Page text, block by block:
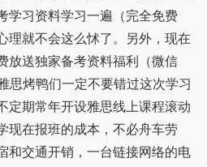
学习资料学习一遍（完全免费
理就不会这么怵了。另外，现在
放送独家备考资料福利（微信
思烤鸭们一定不要错过这次学习
定期常年开设雅思线上课程滚动
现在报班的成本，不必舟车劳
和交通开销，一台链接网络的电